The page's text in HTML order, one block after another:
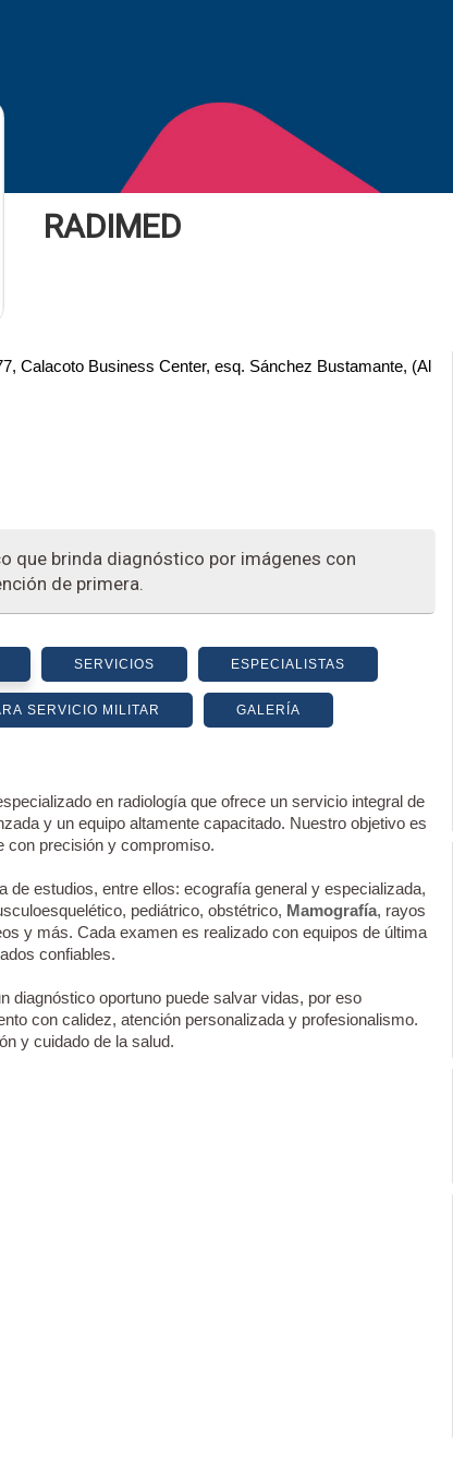
RADIMED
Calacoto Business Center, esq. Sánchez Bustamante, (Al
que brinda diagnóstico por imágenes con
de primera.
SERVICIOS ESPECIALISTAS
SERVICIO MILITAR GALERÍA
en radiología que ofrece un servicio integral de
y un equipo altamente capacitado. Nuestro objetivo es
con precisión y compromiso.
de estudios, entre ellos: ecografía general y especializada,
pediátrico, obstétrico, Mamografía, rayos
y más. Cada examen es realizado con equipos de última
confiables.
diagnóstico oportuno puede salvar vidas, por eso
con calidez, atención personalizada y profesionalismo.
y cuidado de la salud.